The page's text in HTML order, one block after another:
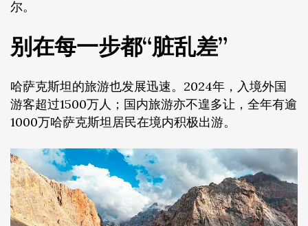
尔。
别在每一步都“脏乱差”
哈萨克斯坦的旅游也发展迅速。2024年，入境外国
游客超过1500万人；国内旅游亦不遑多让，全年有逾
1000万哈萨克斯坦居民在境内积极出游。